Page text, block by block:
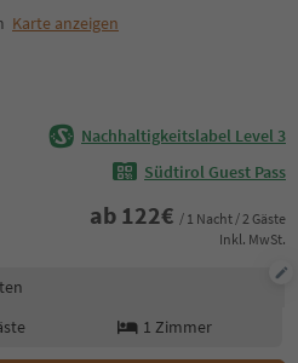
Karte anzeigen
Nachhaltigkeitslabel Level 3
Südtirol Guest Pass
ab 122€ / 1 Nacht / 2 Gäste
Inkl. MwSt.
1 Zimmer